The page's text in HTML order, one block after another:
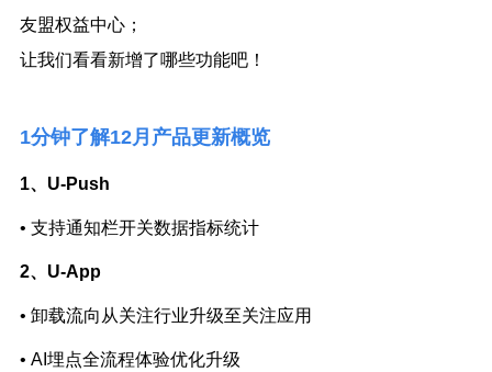
友盟权益中心；
让我们看看新增了哪些功能吧！
1分钟了解12月产品更新概览
1、U-Push
• 支持通知栏开关数据指标统计
2、U-App
• 卸载流向从关注行业升级至关注应用
• AI埋点全流程体验优化升级